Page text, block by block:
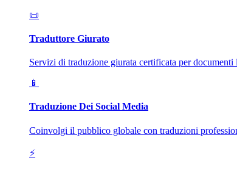
📜
Traduttore Giurato
Servizi di traduzione giurata certificata per
📱
Traduzione Dei Social Media
Coinvolgi il pubblico globale con traduzioni
⚡